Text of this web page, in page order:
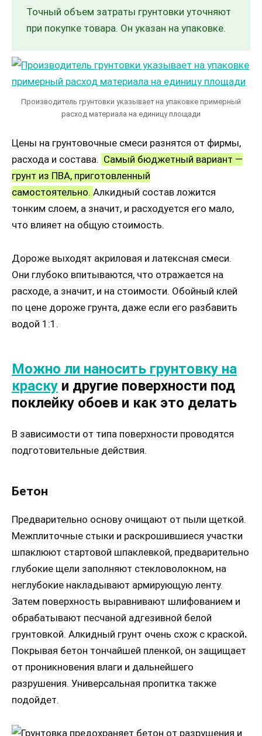
Точный объем затраты грунтовки уточняют
при покупке товара. Он указан на упаковке.
Производитель грунтовки указывает на упаковке примерный
расход материала на единицу площади
Цены на грунтовочные смеси разнятся от фирмы,
расхода и состава. Самый бюджетный вариант —
грунт из ПВА, приготовленный
самостоятельно. Алкидный состав ложится
тонким слоем, а значит, и расходуется его мало,
что влияет на общую стоимость.
Дороже выходят акриловая и латексная смеси.
Они глубоко впитываются, что отражается на
расходе, а значит, и на стоимости. Обойный клей
по цене дороже грунта, даже если его разбавить
водой 1:1.
Можно ли наносить грунтовку на
краску и другие поверхности под
поклейку обоев и как это делать
В зависимости от типа поверхности проводятся
подготовительные действия.
Бетон
Предварительно основу очищают от пыли щеткой.
Межплиточные стыки и раскрошившиеся участки
шпаклюют стартовой шпаклевкой, предварительно
глубокие щели заполняют стекловолокном, на
неглубокие накладывают армирующую ленту.
Затем поверхность выравнивают шлифованием и
обрабатывают песчаной адгезивной белой
грунтовкой. Алкидный грунт очень схож с краской.
Покрывая бетон тончайшей пленкой, он защищает
от проникновения влаги и дальнейшего
разрушения. Универсальная пропитка также
подойдет.